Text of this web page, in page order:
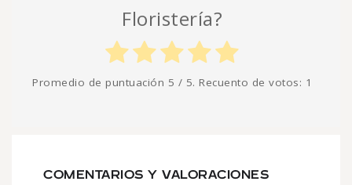
Floristería?
Promedio de puntuación 5 / 5. Recuento de votos: 1
COMENTARIOS Y VALORACIONES